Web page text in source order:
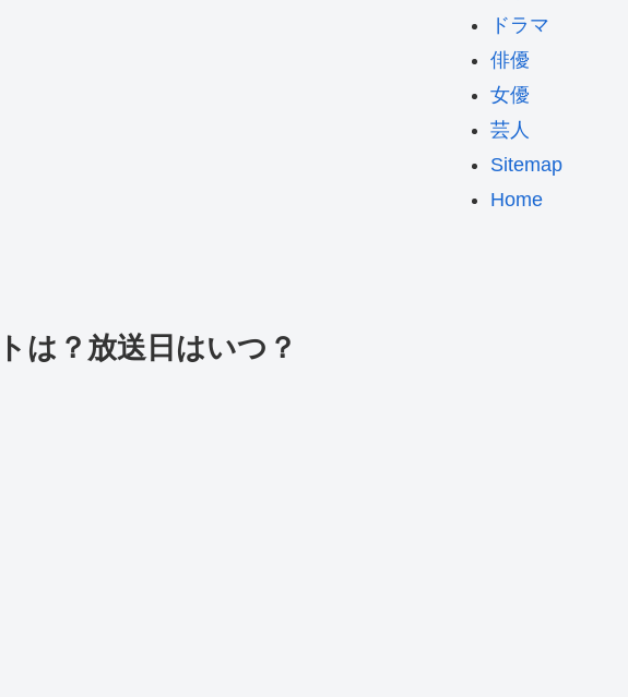
ドラマ
俳優
女優
芸人
Sitemap
Home
は？放送日はいつ？